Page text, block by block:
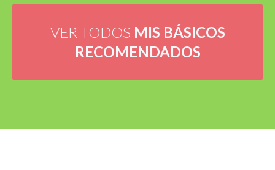
VER TODOS MIS BÁSICOS
RECOMENDADOS